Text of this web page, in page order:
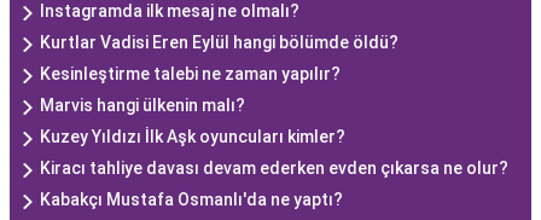
Instagramda ilk mesaj ne olmalı?
Kurtlar Vadisi Eren Eylül hangi bölümde öldü?
Kesinleştirme talebi ne zaman yapılır?
Marvis hangi ülkenin malı?
Kuzey Yıldızı İlk Aşk oyuncuları kimler?
Kiracı tahliye davası devam ederken evden çıkarsa ne olur?
Kabakçı Mustafa Osmanlı'da ne yaptı?